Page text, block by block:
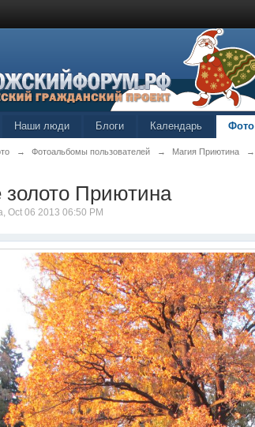
Наши люди Блоги Календарь Фото
→ Фотоальбомы пользователей → Магия Приютина →
золото Приютина
, Oct 06 2013 06:50 PM